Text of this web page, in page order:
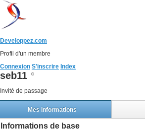
Developpez.com
Profil d'un membre
Connexion S'inscrire Index
seb11
Invité de passage
Mes informations
Informations de base